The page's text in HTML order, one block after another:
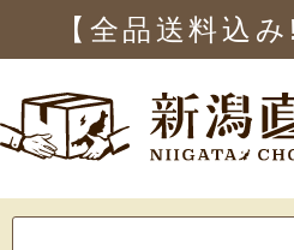
【全品送料込